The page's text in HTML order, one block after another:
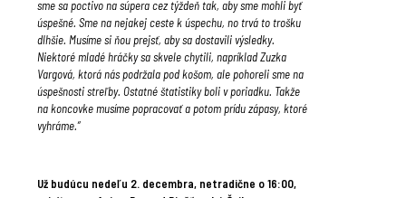
sme sa poctivo na súpera cez týždeň tak, aby sme mohli byť
úspešné. Sme na nejakej ceste k úspechu, no trvá to trošku
dlhšie. Musíme si ňou prejsť, aby sa dostavili výsledky.
Niektoré mladé hráčky sa skvele chytili, napríklad Zuzka
Vargová, ktorá nás podržala pod košom, ale pohoreli sme na
úspešnosti streľby. Ostatné štatistiky boli v poriadku. Takže
na koncovke musíme popracovať a potom prídu zápasy, ktoré
vyhráme.“
Už budúcu nedeľu 2. decembra, netradične o 16:00,